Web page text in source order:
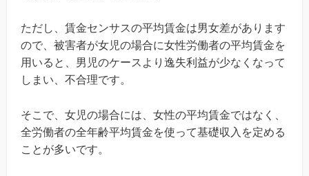
ただし、賃金センサスの平均賃金は男女差があります
ので、被害者が女児の場合に女性労働者の平均賃金を
用いると、男児のケースより逸失利益が少なくなって
しまい、不合理です。
そこで、女児の場合には、女性の平均賃金ではなく、
全労働者の全年齢平均賃金を使って基礎収入を定める
ことが多いです。